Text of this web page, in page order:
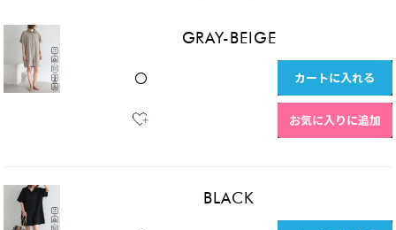
GRAY-BEIGE
〇 カートに入れる
お気に入りに追加
BLACK